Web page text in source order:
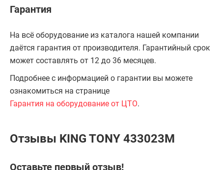
Гарантия
На всё оборудование из каталога нашей компании
даётся гарантия от производителя. Гарантийный срок
может составлять от 12 до 36 месяцев.
Подробнее с информацией о гарантии вы можете
ознакомиться на странице
Гарантия на оборудование от ЦТО.
Отзывы KING TONY 433023M
Оставьте первый отзыв!